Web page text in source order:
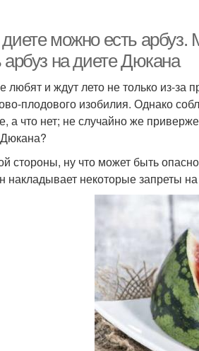
можно есть
арбуз на диете Дюкана
любят и ждут лето не только из-за
плодового изобилия. Однако
а что нет; не случайно же
стороны, ну что может быть
накладывает некоторые запреты